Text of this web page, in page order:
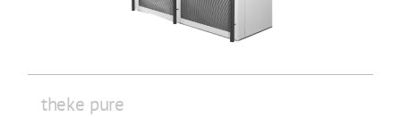
theke pure